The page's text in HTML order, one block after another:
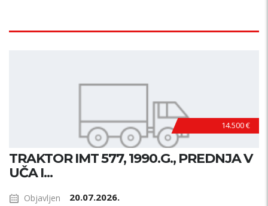
14.500 €
TRAKTOR IMT 577, 1990.G., PREDNJA V
UČA I...
Objavljen 20.07.2026.